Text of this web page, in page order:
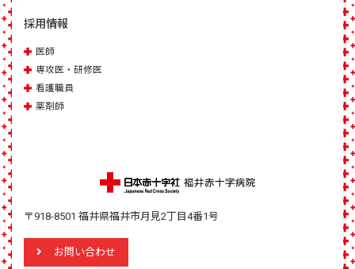
採用情報
医師
専攻医・研修医
看護職員
薬剤師
〒918-8501 福井県福井市月見2丁目4番1号
お問い合わせ